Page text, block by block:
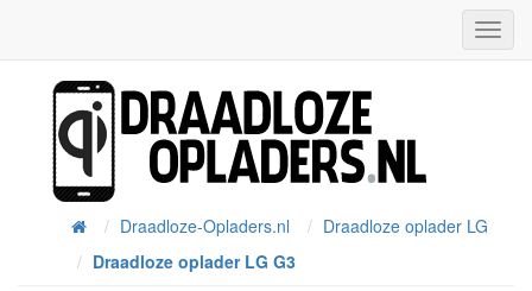
HomeDraadloze-Opladers.nl
Draadloze oplader LG
Draadloze oplader LG G3